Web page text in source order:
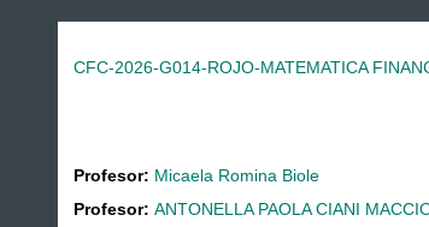
CFC-2026-G014-ROJO-MATEMATICA
Profesor: Micaela Romina Biole
Profesor:ANTONELLA PAOLA CIANI